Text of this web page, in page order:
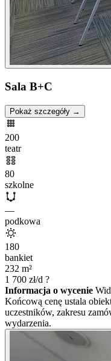
Sala B+C
Pokaż szczegóły →
200
teatr
80
szkolne
—
podkowa
180
bankiet
232 m²
1 700 zł/d ?
Informacja o wycenie
Końcową cenę ustala
uczestników, zakresu
wydarzenia.